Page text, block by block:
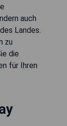
auch
Landes.
zu
die
für Ihren